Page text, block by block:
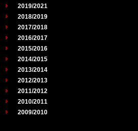
2019/2021
2018/2019
2017/2018
2016/2017
2015/2016
2014/2015
2013/2014
2012/2013
2011/2012
2010/2011
2009/2010